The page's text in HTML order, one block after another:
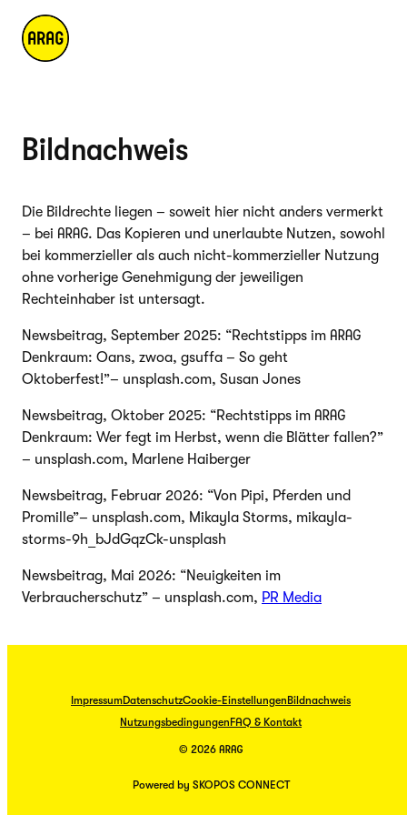
Bildnachweis
Die Bildrechte liegen – soweit hier nicht anders vermerkt
– bei ARAG. Das Kopieren und unerlaubte Nutzen, sowohl
bei kommerzieller als auch nicht-kommerzieller Nutzung
ohne vorherige Genehmigung der jeweiligen
Rechteinhaber ist untersagt.
Newsbeitrag, September 2025: “Rechtstipps im ARAG
Denkraum: Oans, zwoa, gsuffa – So geht
Oktoberfest!”– unsplash.com, Susan Jones
Newsbeitrag, Oktober 2025: “Rechtstipps im ARAG
Denkraum: Wer fegt im Herbst, wenn die Blätter fallen?”
– unsplash.com, Marlene Haiberger
Newsbeitrag, Februar 2026: “Von Pipi, Pferden und
Promille”– unsplash.com, Mikayla Storms, mikayla-
storms-9h_bJdGqzCk-unsplash
Newsbeitrag, Mai 2026: “Neuigkeiten im
Verbraucherschutz” – unsplash.com, PR Media
ImpressumDatenschutzCookie-Einstellungen Bildnachweis
Nutzungsbedingungen FAQ & Kontakt
© 2026 ARAG
Powered by SKOPOS CONNECT